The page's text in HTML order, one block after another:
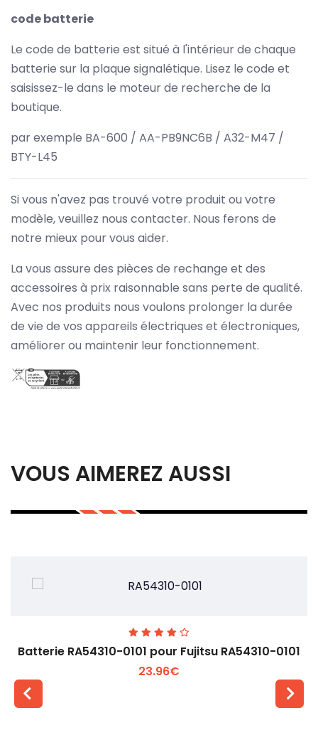
code batterie
Le code de batterie est situé à l'intérieur de chaque
batterie sur la plaque signalétique. Lisez le code et
saisissez-le dans le moteur de recherche de la
boutique.
par exemple BA-600 / AA-PB9NC6B / A32-M47 /
BTY-L45
Si vous n'avez pas trouvé votre produit ou votre
modèle, veuillez nous contacter. Nous ferons de
notre mieux pour vous aider.
La vous assure des pièces de rechange et des
accessoires à prix raisonnable sans perte de qualité.
Avec nos produits nous voulons prolonger la durée
de vie de vos appareils électriques et électroniques,
améliorer ou maintenir leur fonctionnement.
VOUS AIMEREZ AUSSI
Batterie RA54310-0101 pour Fujitsu RA54310-0101
23.96€